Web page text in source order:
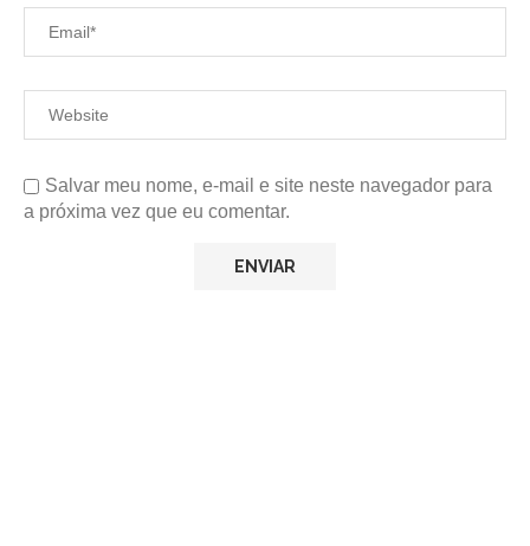
Salvar meu nome, e-mail e site neste navegador para
a próxima vez que eu comentar.